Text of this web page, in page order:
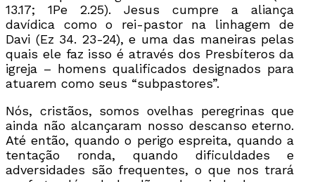
13.17; 1Pe 2.25). Jesus cumpre a aliança
davídica como o rei-pastor na linhagem de
Davi (Ez 34. 23-24), e uma das maneiras pelas
quais ele faz isso é através dos Presbíteros da
igreja – homens qualificados designados para
atuarem como seus “subpastores”.
Nós, cristãos, somos ovelhas peregrinas que
ainda não alcançaram nosso descanso eterno.
Até então, quando o perigo espreita, quando a
tentação ronda, quando dificuldades e
adversidades são frequentes, o que nos trará